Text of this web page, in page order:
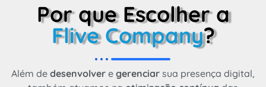
Por que Escolher a
Flive Company?
Além de desenvolver e gerenciar sua presença digital,